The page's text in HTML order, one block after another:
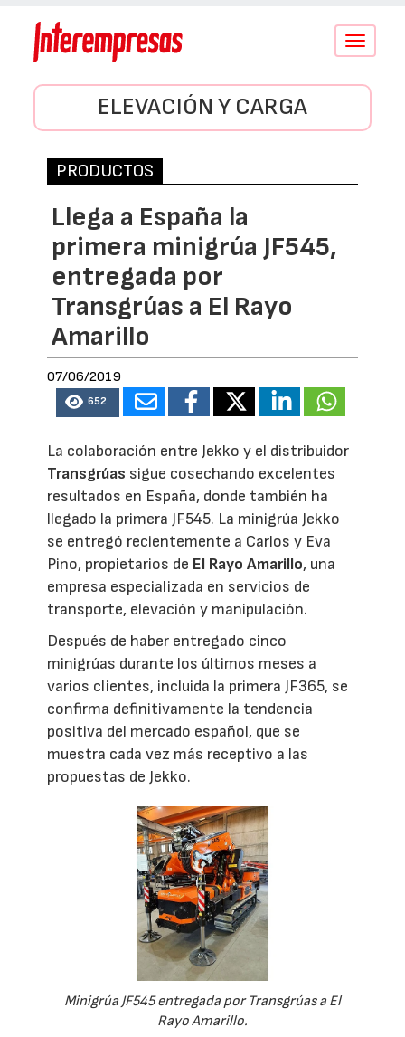
Conmutar
ELEVACIÓN Y CARGA
PRODUCTOS
Llega a España la
primera minigrúa JF545,
entregada por
Transgrúas a El Rayo
Amarillo
07/06/2019
652
La colaboración entre Jekko y el distribuidor
Transgrúas sigue cosechando excelentes
resultados en España, donde también ha
llegado la primera JF545. La minigrúa Jekko
se entregó recientemente a Carlos y Eva
Pino, propietarios de El Rayo Amarillo, una
empresa especializada en servicios de
transporte, elevación y manipulación.
Después de haber entregado cinco
minigrúas durante los últimos meses a
varios clientes, incluida la primera JF365, se
confirma definitivamente la tendencia
positiva del mercado español, que se
muestra cada vez más receptivo a las
propuestas de Jekko.
Minigrúa JF545 entregada por Transgrúas a El
Rayo Amarillo.